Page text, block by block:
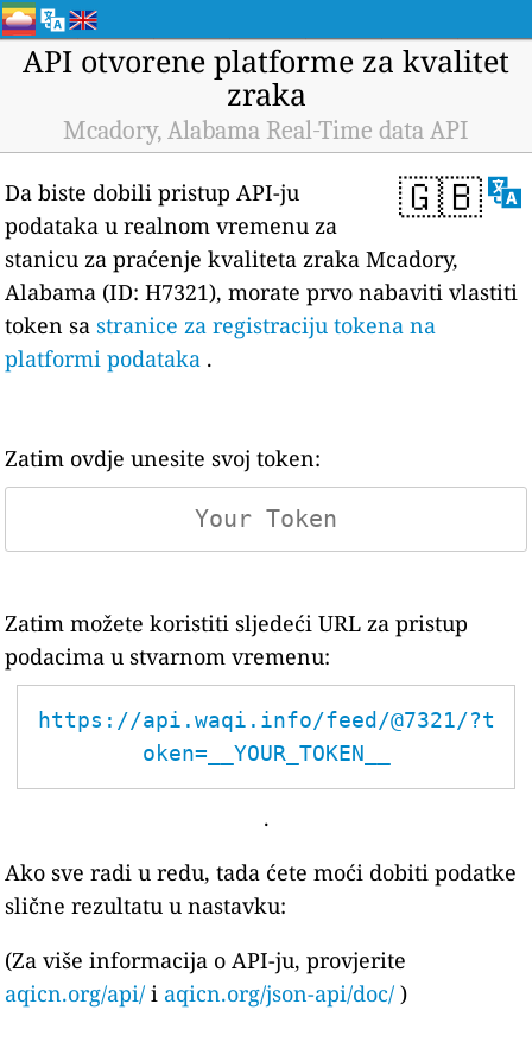
API otvorene platforme za kvalitet
zraka
Mcadory, Alabama Real-Time data API
🇬🇧
Da biste dobili pristup API-ju
podataka u realnom vremenu za
stanicu za praćenje kvaliteta zraka Mcadory,
Alabama (ID: H7321), morate prvo nabaviti vlastiti
token sastranice za registraciju tokena na
platformi podataka .
Zatim ovdje unesite svoj token:
Zatim možete koristiti sljedeći URL za pristup
podacima u stvarnom vremenu:
https://api.waqi.info/feed/@7321/?t
oken=__YOUR_TOKEN__
.
Ako sve radi u redu, tada ćete moći dobiti podatke
slične rezultatu u nastavku:
(Za više informacija o API-ju, provjerite
aqicn.org/api/ i aqicn.org/json-api/doc/ )